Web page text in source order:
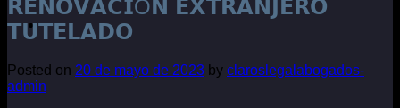
𝗥𝗘𝗡𝗢𝗩𝗔𝗖𝗜Ó𝗡 𝗘𝗫𝗧𝗥𝗔𝗡𝗝𝗘𝗥𝗢
𝗧𝗨𝗧𝗘𝗟𝗔𝗗𝗢
Posted on 20 de mayo de 2023 by claroslegalabogados-
admin